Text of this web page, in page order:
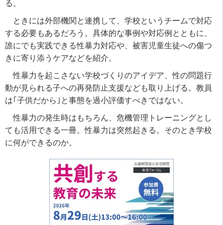
る。
ときには外部機関と連携して、学校というチームで対応
する必要もあるだろう。具体的な事例や対応例とともに、
誰にでも実践できる性暴力対応や、被害児童生徒への傷つ
きに寄り添うケアなどを紹介。
性暴力を起こさない学校づくりのアイデア、性の問題行
動が見られる子への再発防止支援なども取り上げる。教員
は｢子供だから｣と事態を過小評価すべきではない。
性暴力の発生時はもちろん、危機管理トレーニングとし
ても活用できる一冊。性暴力は突然起きる。そのとき学校
に何ができるのか。